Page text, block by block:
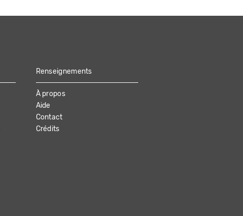
Renseignements
À propos
Aide
Contact
Crédits